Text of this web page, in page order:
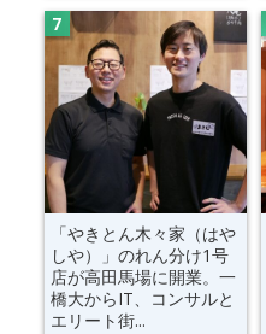
「やきとん木々家（はや
しや）」のれん分け1号
店が高田馬場に開業。一
橋大からIT、コンサルと
エリート街...